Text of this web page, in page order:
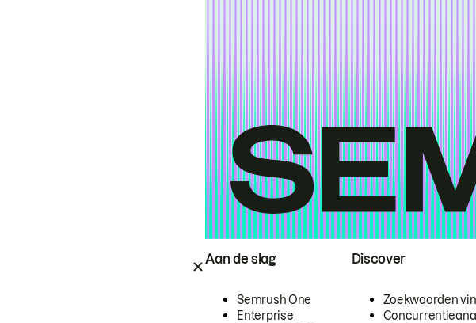
Aan de slag
Semrush One
Enterprise
Discover
Zoekwoorden